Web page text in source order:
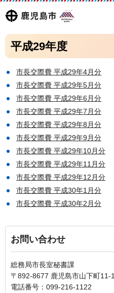
鹿児島
市
マグ
マシ
ティ
鹿児
島市
平成29年度
市長交際費 平成29年4月分
市長交際費 平成29年5月分
市長交際費 平成29年6月分
市長交際費 平成29年7月分
市長交際費 平成29年8月分
市長交際費 平成29年9月分
市長交際費 平成29年10月分
市長交際費 平成29年11月分
市長交際費 平成29年12月分
市長交際費 平成30年1月分
市長交際費 平成30年2月分
お問い合わせ
総務局市長室秘書課
〒892-8677 鹿児島市山下町11-1
電話番号：099-216-1122